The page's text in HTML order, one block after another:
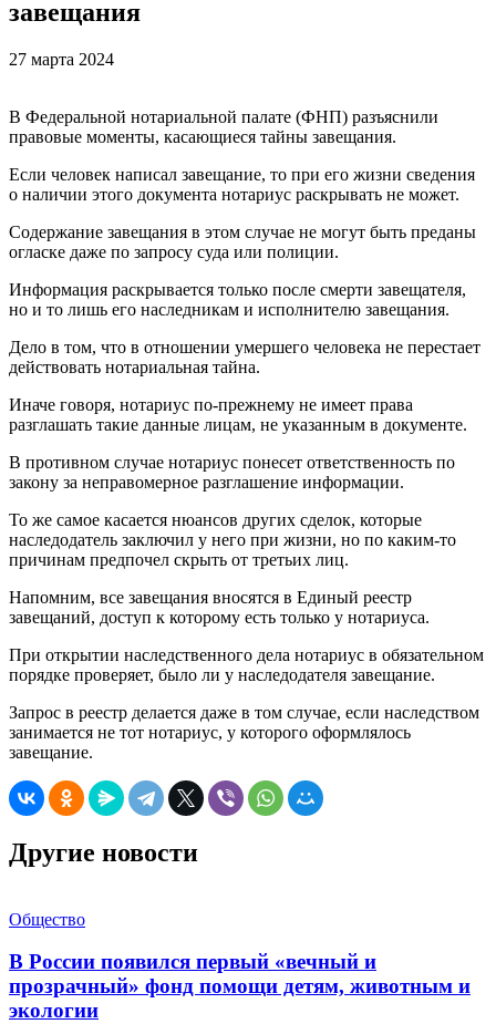
завещания
27 марта 2024
В Федеральной нотариальной палате (ФНП) разъяснили
правовые моменты, касающиеся тайны завещания.
Если человек написал завещание, то при его жизни сведения
о наличии этого документа нотариус раскрывать не может.
Содержание завещания в этом случае не могут быть преданы
огласке даже по запросу суда или полиции.
Информация раскрывается только после смерти завещателя,
но и то лишь его наследникам и исполнителю завещания.
Дело в том, что в отношении умершего человека не перестает
действовать нотариальная тайна.
Иначе говоря, нотариус по-прежнему не имеет права
разглашать такие данные лицам, не указанным в документе.
В противном случае нотариус понесет ответственность по
закону за неправомерное разглашение информации.
То же самое касается нюансов других сделок, которые
наследодатель заключил у него при жизни, но по каким-то
причинам предпочел скрыть от третьих лиц.
Напомним, все завещания вносятся в Единый реестр
завещаний, доступ к которому есть только у нотариуса.
При открытии наследственного дела нотариус в обязательном
порядке проверяет, было ли у наследодателя завещание.
Запрос в реестр делается даже в том случае, если наследством
занимается не тот нотариус, у которого оформлялось
завещание.
Другие новости
Общество
В России появился первый «вечный и
прозрачный» фонд помощи детям, животным и
экологии